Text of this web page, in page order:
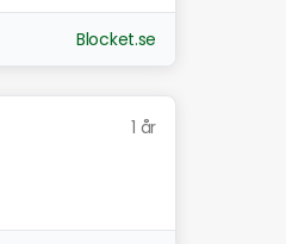
Blocket.se
1 år